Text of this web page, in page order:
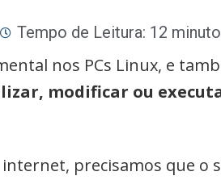
Tempo de Leitura: 12
nos PCs Linux, e
modificar ou
precisamos que o